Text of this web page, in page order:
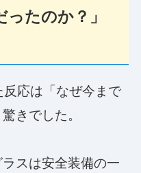
ったのか？」
応は「なぜ今まで
きでした。
スは安全装備の一